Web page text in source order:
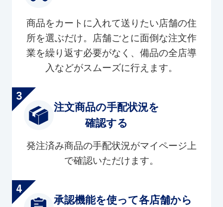
商品をカートに入れて送りたい店舗の住
所を選ぶだけ。店舗ごとに面倒な注文作
業を繰り返す必要がなく、備品の全店導
入などがスムーズに行えます。
注文商品の手配状況を
確認する
発注済み商品の手配状況がマイページ上
で確認いただけます。
承認機能を使って各店舗から